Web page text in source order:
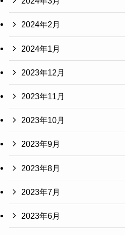
2024年2月
2024年1月
2023年12月
2023年11月
2023年10月
2023年9月
2023年8月
2023年7月
2023年6月